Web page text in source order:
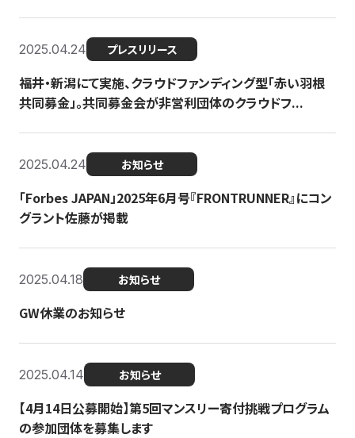
2025.04.24 プレスリリース
福井・新潟にて実施、クラウドファンディング型「赤い羽根
共同募金」。共同募金会が非営利団体のクラウドフ...
2025.04.24 お知らせ
「Forbes JAPAN」2025年6月号『FRONTRUNNER』にコン
グラント佐藤が掲載
2025.04.18 お知らせ
GW休業のお知らせ
2025.04.14 お知らせ
【4月14日公募開始】第5回マンスリー寄付挑戦プログラム
の参加団体を募集します